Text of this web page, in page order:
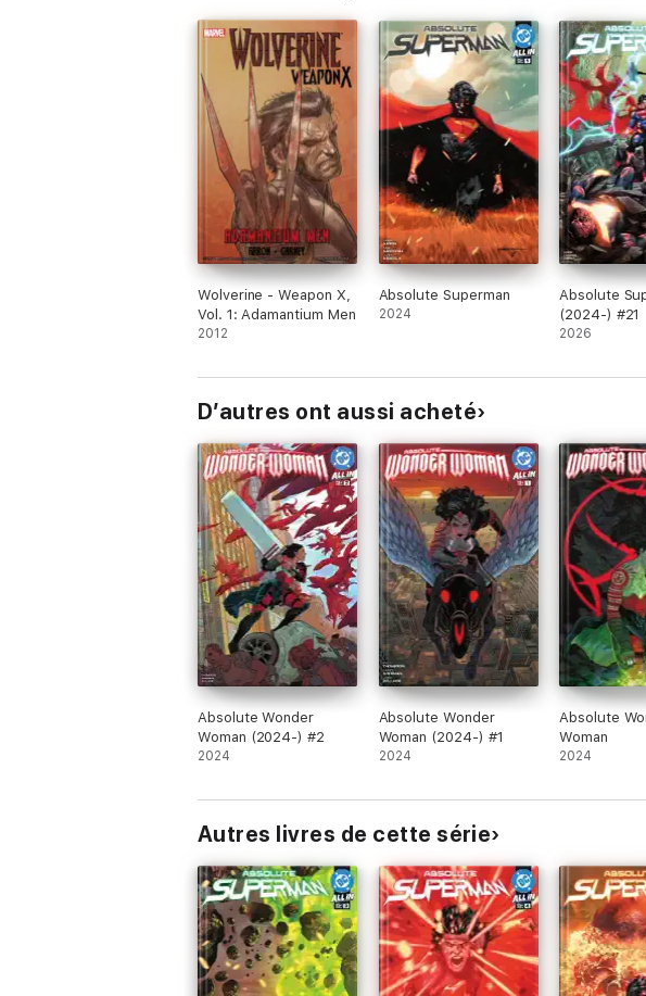
Wolverine - Weapon X,
Vol. 1: Adamantium Men
2012
Absolute Superman
2024
Absolute
(2024-) #21
2026
D’autres ont aussi acheté
Absolute Wonder
Woman (2024-) #2
2024
Absolute Wonder
Woman (2024-) #1
2024
Absolute
Woman
2024
Autres livres de cette série